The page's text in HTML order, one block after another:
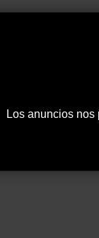
Los anuncios